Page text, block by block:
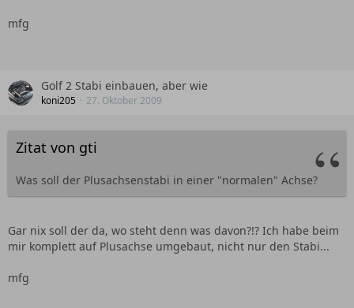
mfg
Golf 2 Stabi einbauen, aber wie
koni205 27. Oktober 2009
Zitat von gti
Was soll der Plusachsenstabi in einer "normalen" Achse?
Gar nix soll der da, wo steht denn was davon?!? Ich habe beim
mir komplett auf Plusachse umgebaut, nicht nur den Stabi...
mfg